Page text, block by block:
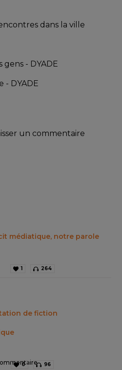
dans la ville
gens - DYADE
- DYADE
un commentaire
médiatique, notre parole
1 264
de fiction
0 96